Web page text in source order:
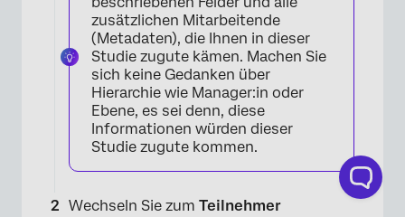
zusätzlichen Mitarbeitende
(Metadaten), die Ihnen in dieser
Studie zugute kämen. Machen Sie
sich keine Gedanken über
Hierarchie wie Manager:in oder
Ebene, es sei denn, diese
Informationen würden dieser
Studie zugute kommen.
Wechseln Sie zum Teilnehmer